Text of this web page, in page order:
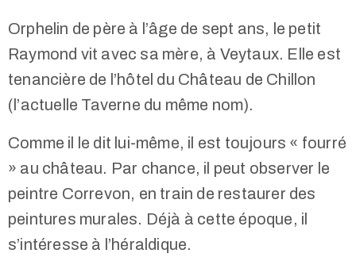
Orphelin de père à l’âge de sept ans, le petit
Raymond vit avec sa mère, à Veytaux. Elle est
tenancière de l’hôtel du Château de Chillon
(l’actuelle Taverne du même nom).
Comme il le dit lui-même, il est toujours « fourré
» au château. Par chance, il peut observer le
peintre Correvon, en train de restaurer des
peintures murales. Déjà à cette époque, il
s’intéresse à l’héraldique.